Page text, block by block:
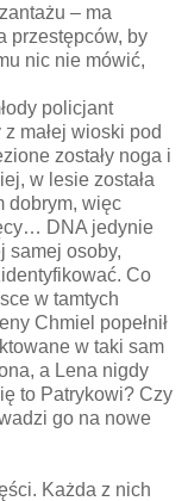
– ma
przestępców, by
nic nie mówić,
policjant
małej wioski pod
zostały noga i
w lesie została
dobrym, więc
DNA jedynie
samej osoby,
Co
w tamtych
Chmiel popełnił
w taki sam
a Lena nigdy
to Patrykowi? Czy
go na nowe
Każda z nich